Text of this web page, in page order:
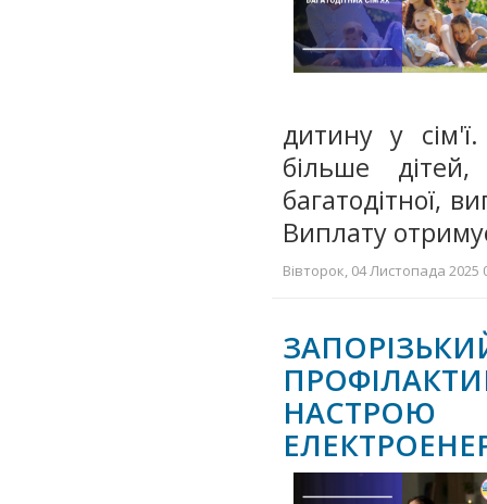
дитину у
більше
багатодітної,
Виплату
Вівторок, 04 Листопада 2025